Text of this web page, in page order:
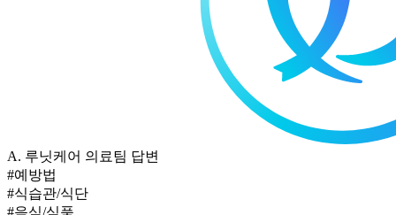
A. 루닛케어 의료팀 답변
#예방법
#식습관/식단
#음식/식품